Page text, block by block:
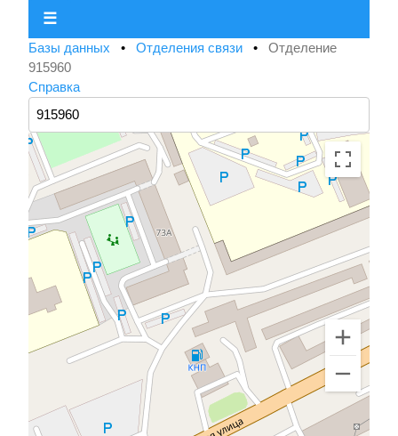
☰
Базы данных • Отделения связи • Отделение
915960
Справка